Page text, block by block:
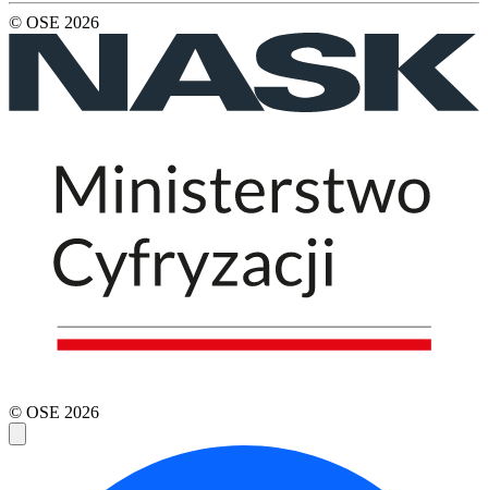
© OSE 2026
© OSE 2026